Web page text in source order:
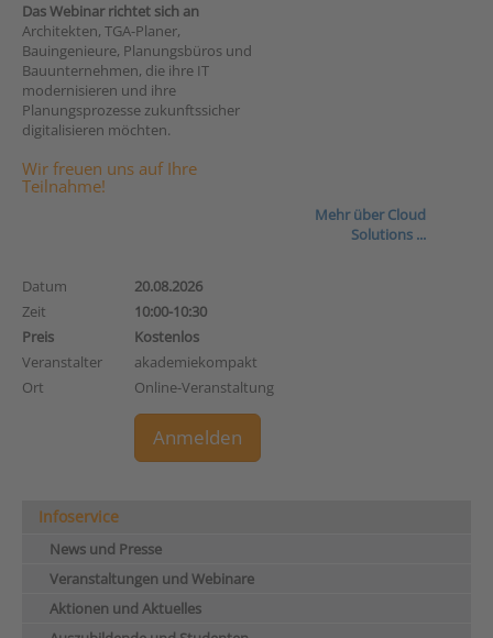
Das Webinar richtet sich an
Architekten, TGA-Planer,
Bauingenieure, Planungsbüros und
Bauunternehmen, die ihre IT
modernisieren und ihre
Planungsprozesse zukunftssicher
digitalisieren möchten.
Wir freuen uns auf Ihre
Teilnahme!
Mehr über Cloud
Solutions ...
Datum
20.08.2026
Zeit
10:00-10:30
Preis
Kostenlos
Veranstalter
akademiekompakt
Ort
Online-Veranstaltung
Anmelden
Infoservice
News und Presse
Veranstaltungen und Webinare
Aktionen und Aktuelles